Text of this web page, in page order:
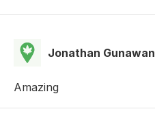
Jonathan Gunawan
Amazing